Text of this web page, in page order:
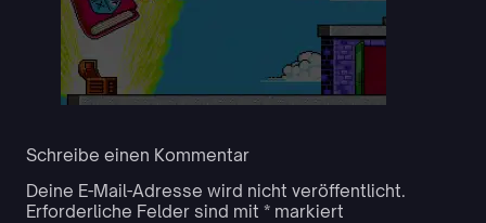
Schreibe einen Kommentar
Deine E-Mail-Adresse wird nicht veröffentlicht.
Erforderliche Felder sind mit * markiert